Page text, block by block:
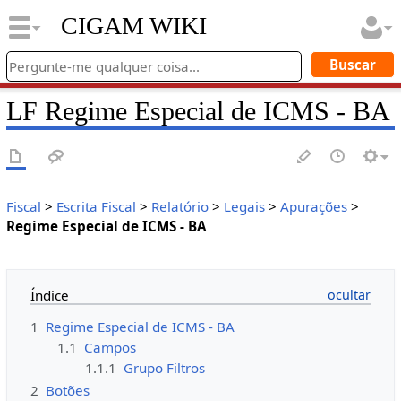
CIGAM WIKI
LF Regime Especial de ICMS - BA
Fiscal > Escrita Fiscal > Relatório> Legais> Apurações>
Regime Especial de ICMS - BA
Índice
1 Regime Especial de ICMS - BA
1.1 Campos
1.1.1 Grupo Filtros
2 Botões